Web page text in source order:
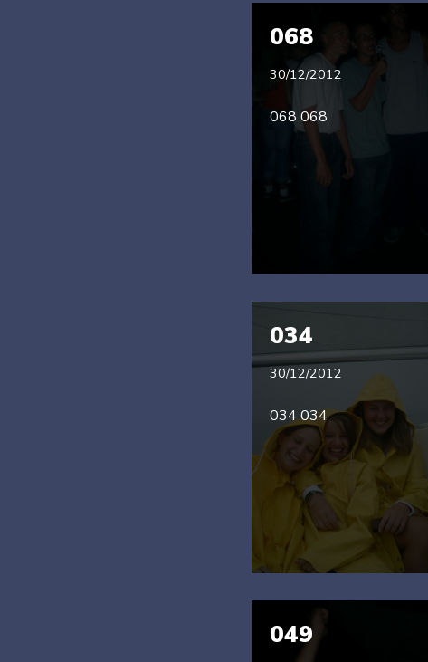
068
30/12/2012
068 068
034
30/12/2012
034 034
049